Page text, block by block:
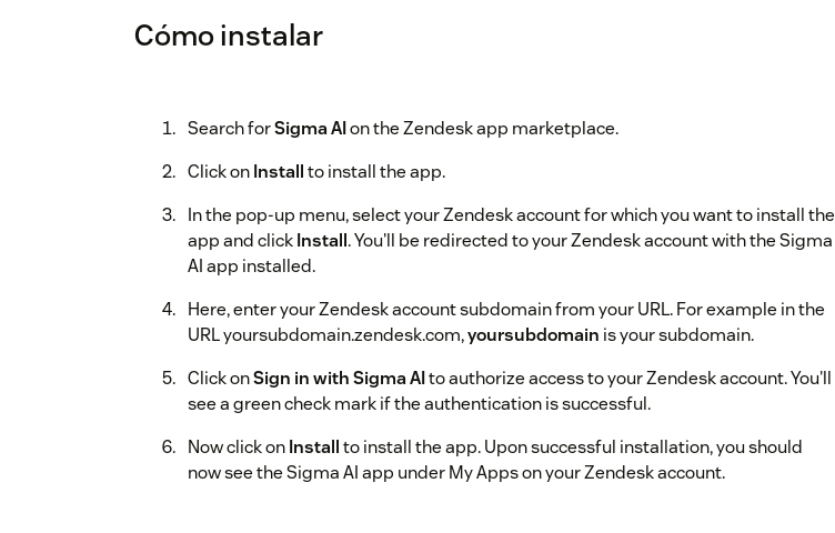
Cómo instalar
Search forSigma AIon the Zendesk app marketplace.
Click onInstallto install the app.
In the pop-up menu, select your Zendesk account for which you want to install the
app and clickInstall. You'll be redirected to your Zendesk account with the Sigma
AI app installed.
Here, enter your Zendesk account subdomain from your URL. For example in the
URL yoursubdomain.zendesk.com,yoursubdomain is your subdomain.
Click onSign in with Sigma AIto authorize access to your Zendesk account. You'll
see a green check mark if the authentication is successful.
Now click onInstallto install the app. Upon successful installation, you should
now see the Sigma AI app under My Apps on your Zendesk account.